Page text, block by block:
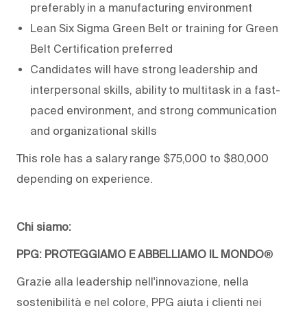
preferably in a manufacturing environment
Lean Six Sigma Green Belt or training for Green
Belt Certification preferred
Candidates will have strong leadership and
interpersonal skills, ability to multitask in a fast-
paced environment, and strong communication
and organizational skills
This role has a salary range $75,000 to $80,000
depending on experience.
Chi siamo:
PPG: PROTEGGIAMO E ABBELLIAMO IL MONDO®
Grazie alla leadership nell'innovazione, nella
sostenibilità e nel colore, PPG aiuta i clienti nei